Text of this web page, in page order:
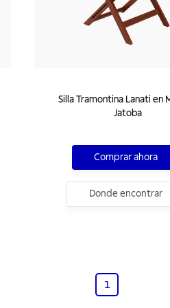
Silla Tramontina Lanati en
Jatoba
Comprar ahora
Donde encontrar
1